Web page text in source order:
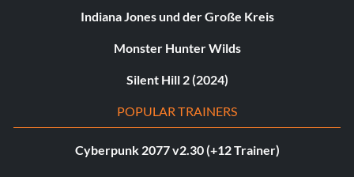
Indiana Jones und der Große Kreis
Monster Hunter Wilds
Silent Hill 2 (2024)
POPULAR TRAINERS
Cyberpunk 2077 v2.30 (+12 Trainer)